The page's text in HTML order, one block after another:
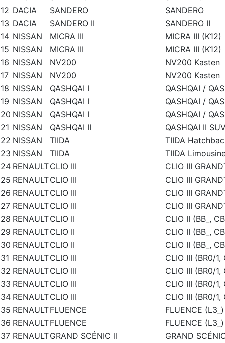
12 DACIA SANDERO
SANDERO
13 DACIA SANDERO II
SANDERO II
14 NISSAN MICRA III
MICRA III (K12)
15 NISSAN MICRA III
MICRA III (K12)
16 NISSAN NV200
NV200 Kasten
17 NISSAN NV200
NV200 Kasten
18 NISSAN QASHQAI I
QASHQAI /
19 NISSAN QASHQAI I
QASHQAI /
20 NISSAN QASHQAI I
QASHQAI /
21 NISSAN QASHQAI II
QASHQAI II
22 NISSAN TIIDA
TIIDA
23 NISSAN TIIDA
TIIDA
24 RENAULTCLIO III
CLIO III
25 RENAULTCLIO III
CLIO III
26 RENAULTCLIO III
CLIO III
27 RENAULTCLIO III
CLIO III
28 RENAULTCLIO II
CLIO II (BB_,
29 RENAULTCLIO II
CLIO II (BB_,
30 RENAULTCLIO II
CLIO II (BB_,
31 RENAULTCLIO III
CLIO III (BR0/1,
32 RENAULTCLIO III
CLIO III (BR0/1,
33 RENAULTCLIO III
CLIO III (BR0/1,
34 RENAULTCLIO III
CLIO III (BR0/1,
35 RENAULTFLUENCE
FLUENCE (L3_)
36 RENAULTFLUENCE
FLUENCE (L3_)
37 RENAULTGRAND SCÉNIC II GRAND